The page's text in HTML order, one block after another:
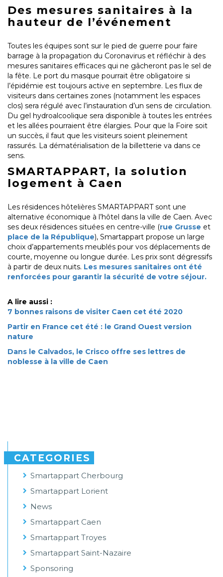
Des mesures sanitaires à la
hauteur de l’événement
Toutes les équipes sont sur le pied de guerre pour faire
barrage à la propagation du Coronavirus et réfléchir à des
mesures sanitaires efficaces qui ne gâcheront pas le sel de
la fête. Le port du masque pourrait être obligatoire si
l’épidémie est toujours active en septembre. Les flux de
visiteurs dans certaines zones (notamment les espaces
clos) sera régulé avec l’instauration d’un sens de circulation.
Du gel hydroalcoolique sera disponible à toutes les entrées
et les allées pourraient être élargies. Pour que la Foire soit
un succès, il faut que les visiteurs soient pleinement
rassurés. La dématérialisation de la billetterie va dans ce
sens.
SMARTAPPART, la solution
logement à Caen
Les résidences hôtelières SMARTAPPART sont une
alternative économique à l’hôtel dans la ville de Caen. Avec
ses deux résidences situées en centre-ville (rue Grusse et
place de la République), Smartappart propose un large
choix d’appartements meublés pour vos déplacements de
courte, moyenne ou longue durée. Les prix sont dégressifs
à partir de deux nuits. Les mesures sanitaires ont été
renforcées pour garantir la sécurité de votre séjour.
A lire aussi :
7 bonnes raisons de visiter Caen cet été 2020
Partir en France cet été : le Grand Ouest version
nature
Dans le Calvados, le Crisco offre ses lettres de
noblesse à la ville de Caen
CATEGORIES
Smartappart Cherbourg
Smartappart Lorient
News
Smartappart Caen
Smartappart Troyes
Smartappart Saint-Nazaire
Sponsoring